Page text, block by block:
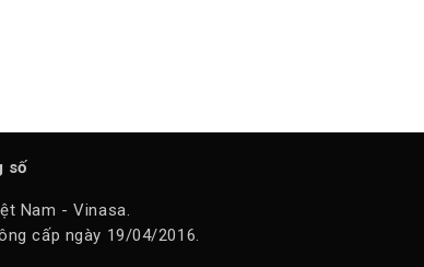
số
Nam - Vinasa.
cấp ngày 19/04/2016.